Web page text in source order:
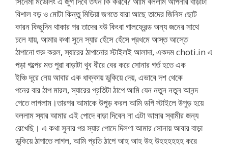
বিশাল বড় ও মোটা কিন্তু মিডিয়া জগতে যারা আছে তাদের জিনিস ছোট
কারন কিছুদিন থাকার পর তাদের বউ কিংবা গালফ্রেন্ড অন্য জনের সাথে
চলে যায়, আমার কথা সুনে স্যার হেঁসে হেঁসে প্রথমে আস্ত আস্তে
ঠাপানো শুরু করল, স্যারের ঠাপানোর স্টাইলই আলাদা, একদম choti.in এ
পড়া গল্পের মত পুরা বাড়াটা খুব ধীরে বের করে সোনার গর্ত হতে এক
ইঞ্চি দূরে নেয় আবার এক ধাক্কায় ডুকিয়ে দেয়, এভাবে দশ থেকে
পনের বার ঠাপ মারল, স্যারের প্রতিটা ঠাপে আমি যেন নতুন নতুন আনন্দ
পেতে লাগলাম।তারপর আমাকে উপুড় করল আমি ডগি স্টাইলে উপুড় হয়ে
বললাম স্যার আমার এই পোদে বাড়া দিবেন না এটা আমার স্বামীর জন্য
রেখেছি। এ কথা সুনার পর স্যার পোদে দিলণা আমার সোনায় আবার বাড়া
ডুকিয়ে ঠাপাতে লাগল, আমি প্রতি ঠাপে আহ আহ উহ উহহহহহহ করে